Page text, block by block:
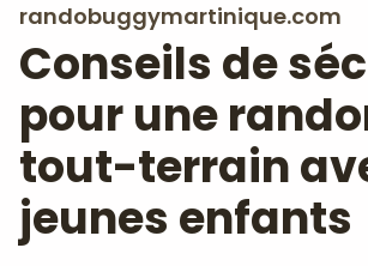
randobuggymartinique.com
Conseils de
pour une
tout-terrain
jeunes enfants